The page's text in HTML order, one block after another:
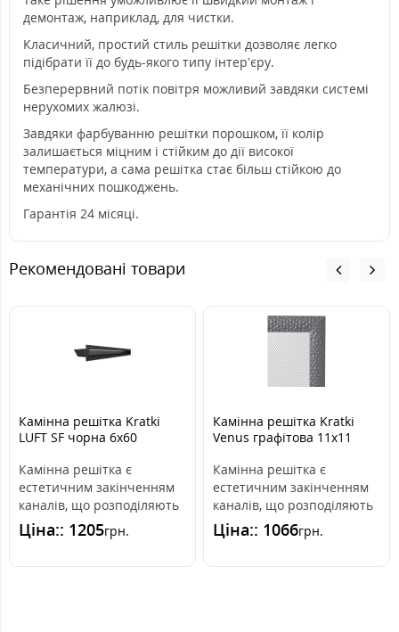
демонтаж, наприклад, для чистки.
Класичний, простий стиль решітки дозволяє легко
підібрати її до будь-якого типу інтер’єру.
Безперервний потік повітря можливий завдяки системі
нерухомих жалюзі.
Завдяки фарбуванню решітки порошком, її колір
залишається міцним і стійким до дії високої
температури, а сама решітка стає більш стійкою до
механічних пошкоджень.
Гарантія 24 місяці.
Рекомендовані товари
Камінна решітка Kratki
LUFT SF чорна 6x60
Камінна решітка є
естетичним закінченням
каналів, що розподіляють
гаряче повітря з каміна.
Вона ін..
Ціна:: 1205грн.
Камінна решітка Kratki
Venus графітова 11x11
Камінна решітка є
естетичним закінченням
каналів, що розподіляють
гаряче повітря з каміна.
Вона вмо..
Ціна:: 1066грн.